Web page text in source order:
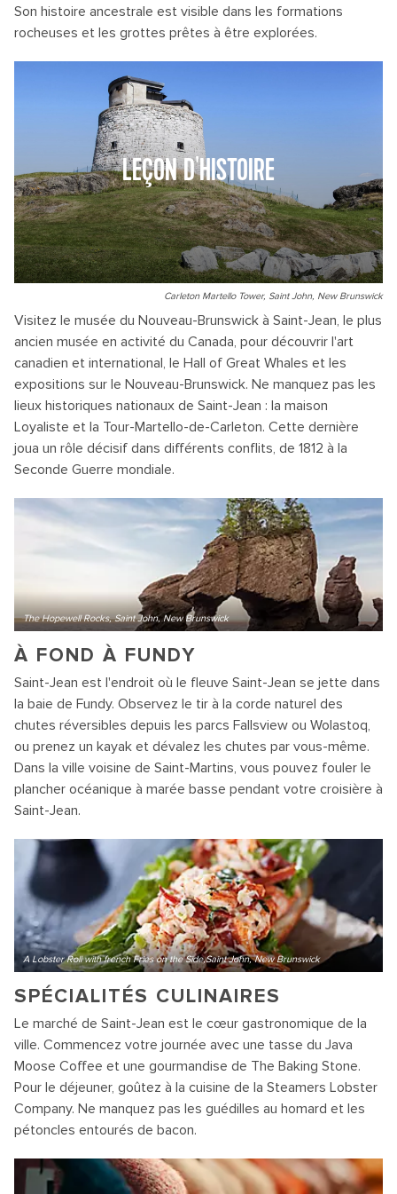
Son histoire ancestrale est visible dans les formations
rocheuses et les grottes prêtes à être explorées.
LEÇON D'HISTOIRE
Carleton Martello Tower, Saint John, New Brunswick
Visitez le musée du Nouveau-Brunswick à Saint-Jean, le plus
ancien musée en activité du Canada, pour découvrir l'art
canadien et international, le Hall of Great Whales et les
expositions sur le Nouveau-Brunswick. Ne manquez pas les
lieux historiques nationaux de Saint-Jean : la maison
Loyaliste et la Tour-Martello-de-Carleton. Cette dernière
joua un rôle décisif dans différents conflits, de 1812 à la
Seconde Guerre mondiale.
The Hopewell Rocks, Saint John, New Brunswick
À FOND À FUNDY
Saint-Jean est l'endroit où le fleuve Saint-Jean se jette dans
la baie de Fundy. Observez le tir à la corde naturel des
chutes réversibles depuis les parcs Fallsview ou Wolastoq,
ou prenez un kayak et dévalez les chutes par vous-même.
Dans la ville voisine de Saint-Martins, vous pouvez fouler le
plancher océanique à marée basse pendant votre croisière à
Saint-Jean.
A Lobster Roll with french Fries on the Side,Saint John, New Brunswick
SPÉCIALITÉS CULINAIRES
Le marché de Saint-Jean est le cœur gastronomique de la
ville. Commencez votre journée avec une tasse du Java
Moose Coffee et une gourmandise de The Baking Stone.
Pour le déjeuner, goûtez à la cuisine de la Steamers Lobster
Company. Ne manquez pas les guédilles au homard et les
pétoncles entourés de bacon.